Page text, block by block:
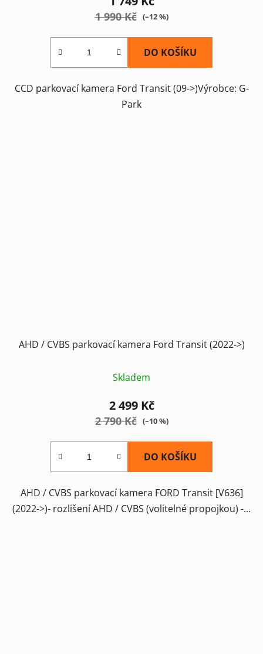
1 990 Kč (–12 %)
DO KOŠÍKU
CCD parkovací kamera Ford Transit (09->)Výrobce: G-
Park
AHD / CVBS parkovací kamera Ford Transit (2022->)
Skladem
2 499 Kč
2 790 Kč (–10 %)
DO KOŠÍKU
AHD / CVBS parkovací kamera FORD Transit [V636]
(2022->)- rozlišení AHD / CVBS (volitelné propojkou) -...